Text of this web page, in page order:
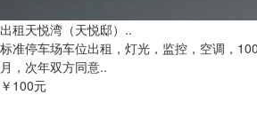
出租天悦湾（天悦邸）..
标准停车场车位出租，灯光，监控，空调，
月，次年双方同意..
￥100元